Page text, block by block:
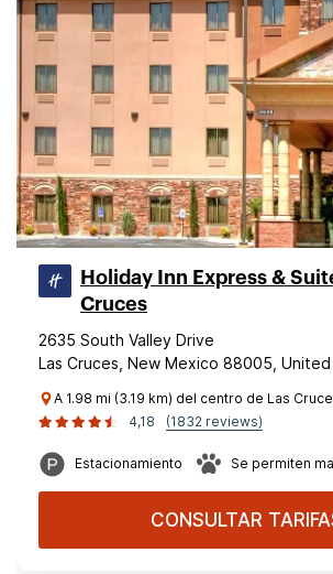
Holiday Inn Express &
Cruces
2635 South Valley Drive
Las Cruces, New Mexico 88005,
A 1.98 mi (3.19 km) del centro de Las
4,18
(1832 reviews)
Estacionamiento Se permiten
CONSULTAR